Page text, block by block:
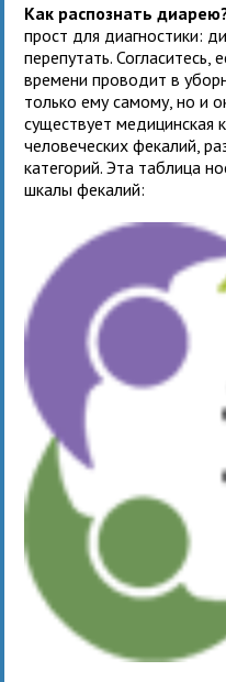
Как распознать
прост для диагностики:
перепутать. Согласитесь,
времени проводит в
только ему самому, но и
существует медицинская
человеческих фекалий,
категорий. Эта таблица
шкалы фекалий: